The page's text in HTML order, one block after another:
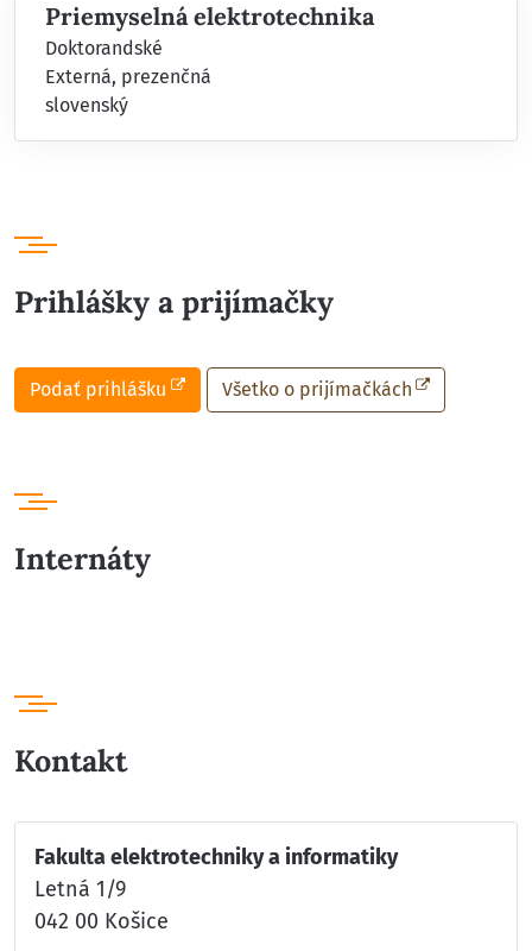
Priemyselná elektrotechnika
Doktorandské
Externá, prezenčná
slovenský
Prihlášky a prijímačky
Podať prihlášku Všetko o prijímačkách
Internáty
Kontakt
Fakulta elektrotechniky a informatiky
Letná 1/9
042 00 Košice